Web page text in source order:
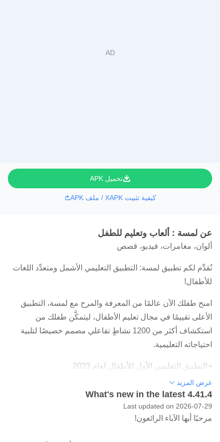
تحميل APK
كيفية تثبيت XAPK / ملف APK
عن لمسة : ألعاب وتعليم للطفل
ألوان، مغامرات، فيديو، قصص
نُقدِّم لكم تطبيق لمسة: التطبيق التعليمي الأشمل ومتعدِّد اللغات
للأطفال!
امنح طفلك الآن عالمًا من المعرفة والمرح مع لمسة، التطبيق
الأعلى تقييمًا في مجال تعليم الأطفال، ليتمكَّن طفلك من
استكشاف أكثر من 1200 نشاطٍ تفاعلي مصمم خصيصًا لتلبية
احتياجاته التعليمية.
▪️ التطبيق التعليمي الأول للأطفال لعام 2023
نؤمن في لمسة أنه لا بد من تحفيز الأطفال ليشاركوا في صُنع
لذلك، نحرص دائمًا على أن تكون جميع أنشطتنا التعليمية مُصمَّمة
عرض المزيد
What's new in the latest 4.41.4
Last updated on 2026-07-29
مرحبًا أيها الآباء الرائعون!